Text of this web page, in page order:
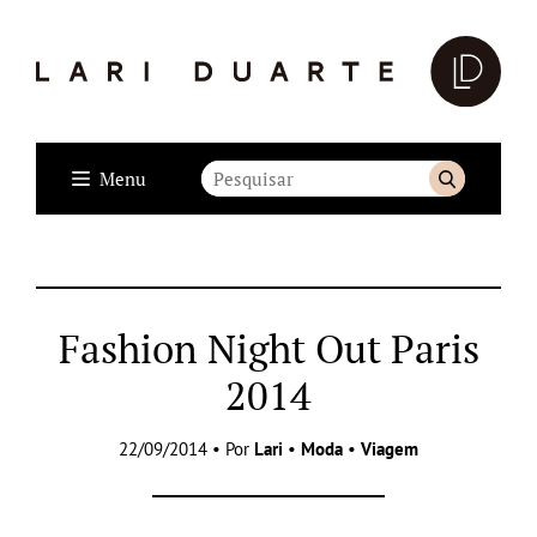
Menu
Fashion Night Out Paris
2014
22/09/2014 • Por Lari • Moda • Viagem